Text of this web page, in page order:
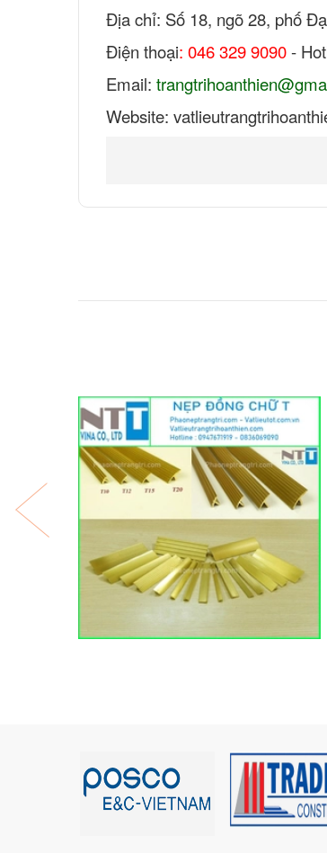
Địa chỉ: Số 18, ngõ 28, phố
Điện thoại: 046 329 9090-
Email:
Website: